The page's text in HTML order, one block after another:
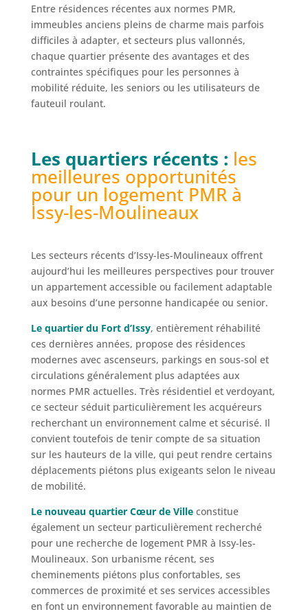
Entre résidences récentes aux normes PMR,
immeubles anciens pleins de charme mais parfois
difficiles à adapter, et secteurs plus vallonnés,
chaque quartier présente des avantages et des
contraintes spécifiques pour les personnes à
mobilité réduite, les seniors ou les utilisateurs de
fauteuil roulant.
Les quartiers récents : les
meilleures opportunités
pour un logement PMR à
Issy-les-Moulineaux
Les secteurs récents d’Issy-les-Moulineaux offrent
aujourd’hui les meilleures perspectives pour trouver
un appartement accessible ou facilement adaptable
aux besoins d’une personne handicapée ou senior.
Le quartier du Fort d’Issy, entièrement réhabilité
ces dernières années, propose des résidences
modernes avec ascenseurs, parkings en sous-sol et
circulations généralement plus adaptées aux
normes PMR actuelles. Très résidentiel et verdoyant,
ce secteur séduit particulièrement les acquéreurs
recherchant un environnement calme et sécurisé. Il
convient toutefois de tenir compte de sa situation
sur les hauteurs de la ville, qui peut rendre certains
déplacements piétons plus exigeants selon le niveau
de mobilité.
Le nouveau quartier Cœur de Ville constitue
également un secteur particulièrement recherché
pour une recherche de logement PMR à Issy-les-
Moulineaux. Son urbanisme récent, ses
cheminements piétons plus confortables, ses
commerces de proximité et ses services accessibles
en font un environnement favorable au maintien de